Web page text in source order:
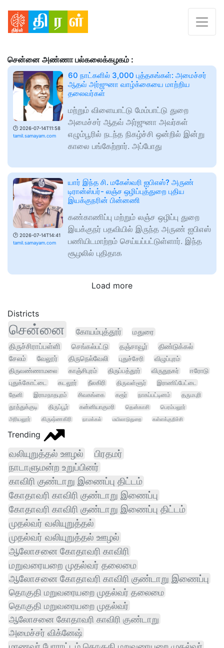
சென்னை அண்ணா பல்கலைக்கழகம் :
🕑 2026-07-14T11:58
tamil.samayam.com
60 நாட்களில் 3,000 புத்தகங்கள்: அமைச்சர்
ஆதவ் அர்ஜுனா வாழ்க்கையை மாற்றிய
தலைவர்கள்
மற்றும் விளையாட்டு மேம்பாட்டு துறை
அமைச்சர் ஆதவ் அர்ஜுனா அவர்கள்
எழும்பூரில் நடந்த நிகழ்ச்சி ஒன்றில் இன்று
காலை பங்கேற்றார். அப்போது
🕑 2026-07-14T14:41
tamil.samayam.com
யார் இந்த சி. மகேஸ்வரி ஐபிஎஸ்? அருண்
டிரான்ஸ்பர்- லஞ்ச ஒழிப்புத்துறை புதிய
இயக்குநரின் பின்னணி
கண்காணிப்பு மற்றும் லஞ்ச ஒழிப்பு துறை
இயக்குநர் பதவியில் இருந்த அருண் ஐபிஎஸ்
பணியிடமாற்றம் செய்யப்பட்டுள்ளார். இந்த
சூழலில் புதிதாக
Load more
Districts
சென்னை கோயம்புத்தூர்
மதுரை
திருச்சிராப்பள்ளி
செங்கல்பட்டு தஞ்சாவூர்
திண்டுக்கல்
சேலம்
வேலூர் திருநெல்வேலி புதுச்சேரி
விழுப்புரம்
திருவண்ணாமலை
காஞ்சிபுரம் திருப்பத்தூர் விருதுநகர்
ஈரோடு
புதுக்கோட்டை
கடலூர் நீலகிரி திருவள்ளூர்
இராணிப்பேட்டை
தேனி
இராமநாதபுரம் சிவகங்கை கரூர் நாகப்பட்டினம்
தருமபுரி
தூத்துக்குடி
திருப்பூர் கன்னியாகுமரி தென்காசி
பெரம்பலூர்
அரியலூர்
கிருஷ்ணகிரி நாமக்கல் மயிலாடுதுறை கள்ளக்குறிச்சி
Trending
வலியுறுத்தல் ஊழல் பிரதமர்
நாடாளுமன்ற உறுப்பினர்
காவிரி குண்டாறு இணைப்பு திட்டம்
கோதாவரி காவிரி குண்டாறு இணைப்பு
கோதாவரி காவிரி குண்டாறு இணைப்பு திட்டம்
முதல்வர் வலியுறுத்தல்
முதல்வர் வலியுறுத்தல் ஊழல்
ஆலோசனை கோதாவரி காவிரி
மறுவரையறை முதல்வர் தலைமை
ஆலோசனை கோதாவரி காவிரி குண்டாறு இணைப்பு
தொகுதி மறுவரையறை முதல்வர் தலைமை
தொகுதி மறுவரையறை முதல்வர்
ஆலோசனை கோதாவரி காவிரி குண்டாறு
அமைச்சர் விக்னேஷ்